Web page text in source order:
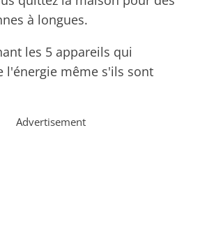
à longues.
les 5 appareils qui
l'énergie même s'ils sont
Advertisement